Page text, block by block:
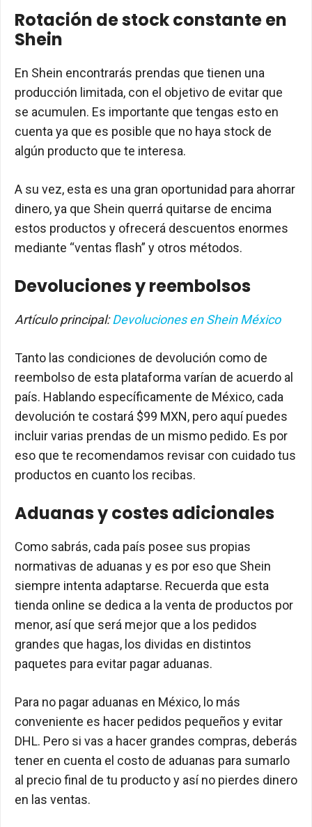
Rotación de stock constante en
Shein
En Shein encontrarás prendas que tienen una
producción limitada, con el objetivo de evitar que
se acumulen. Es importante que tengas esto en
cuenta ya que es posible que no haya stock de
algún producto que te interesa.
A su vez, esta es una gran oportunidad para ahorrar
dinero, ya que Shein querrá quitarse de encima
estos productos y ofrecerá descuentos enormes
mediante “ventas flash” y otros métodos.
Devoluciones y reembolsos
Artículo principal:Devoluciones en Shein México
Tanto las condiciones de devolución como de
reembolso de esta plataforma varían de acuerdo al
país. Hablando específicamente de México, cada
devolución te costará $99 MXN, pero aquí puedes
incluir varias prendas de un mismo pedido. Es por
eso que te recomendamos revisar con cuidado tus
productos en cuanto los recibas.
Aduanas y costes adicionales
Como sabrás, cada país posee sus propias
normativas de aduanas y es por eso que Shein
siempre intenta adaptarse. Recuerda que esta
tienda online se dedica a la venta de productos por
menor, así que será mejor que a los pedidos
grandes que hagas, los dividas en distintos
paquetes para evitar pagar aduanas.
Para no pagar aduanas en México, lo más
conveniente es hacer pedidos pequeños y evitar
DHL. Pero si vas a hacer grandes compras, deberás
tener en cuenta el costo de aduanas para sumarlo
al precio final de tu producto y así no pierdes dinero
en las ventas.